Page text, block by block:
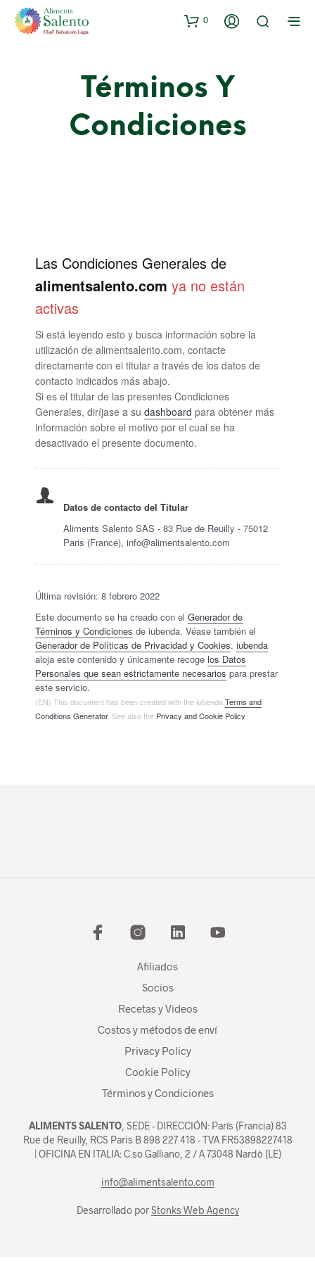
0
Términos Y
Condiciones
Afiliados
Socios
Recetas y Videos
Costos y métodos de enví
Privacy Policy
Cookie Policy
Términos y Condiciones
ALIMENTS SALENTO, SEDE - DIRECCIÓN: París (Francia) 83
Rue de Reuilly, RCS Paris B 898 227 418 - TVA FR53898227418
| OFICINA EN ITALIA: C.so Galliano, 2 / A 73048 Nardò (LE)
info@alimentsalento.com
Desarrollado porStonks Web Agency